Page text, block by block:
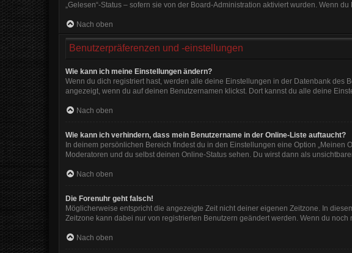
„Gelesen“-Status – sofern sie von der Board-Administration aktiviert wurden. Wenn
Nach oben
Benutzerpräferenzen und -einstellungen
Wie kann ich meine Einstellungen ändern?
Wenn du dich registriert hast, werden alle deine Einstellungen in der Datenbank des
angezeigt, wenn du auf deinen Benutzernamen klickst. Dort kannst du alle deine
Nach oben
Wie kann ich verhindern, dass mein Benutzername in der Online-Liste auftaucht?
In deinem persönlichen Bereich findest du in den Einstellungen eine Option
Moderatoren und du selbst deinen Online-Status sehen. Du wirst dann als
Nach oben
Die Forenuhr geht falsch!
Möglicherweise entspricht die angezeigte Zeit nicht deiner eigenen Zeitzone. In
Zeitzone kann dabei nur von registrierten Benutzern geändert werden. Wenn du
Nach oben